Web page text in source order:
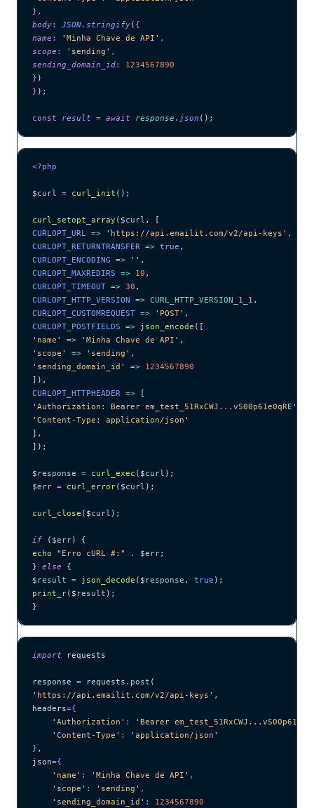
},
body: JSON. stringify( {
name : ' Minha Chave de API ' ,
scope : ' sending ' ,
sending_domain_id:
1234567890
} )
} );
const result = await response . json ();
<?php
$curl = curl_init ();
curl_setopt_array ($curl ,
[
CURLOPT_URL => ' https://api.emailit.com/v2/api-keys ' ,
CURLOPT_RETURNTRANSFER => true ,
CURLOPT_ENCODING => '' ,
CURLOPT_MAXREDIRS => 10 ,
CURLOPT_TIMEOUT => 30 ,
CURLOPT_HTTP_VERSION => CURL_HTTP_VERSION_1_1 ,
CURLOPT_CUSTOMREQUEST => ' POST' ,
CURLOPT_POSTFIELDS => json_encode ([
' name ' => ' Minha Chave de API ' ,
' scope ' => ' sending ' ,
' sending_domain_id ' => 1234567890
]),
CURLOPT_HTTPHEADER => [
' Authorization: Bearer em_test_51RxCWJ...vS00p61e0qRE '
' Content-Type: application/json '
],
]);
$response = curl_exec ($curl );
$err = curl_error($curl );
curl_close ($curl );
if ( $err) {
echo " Erro cURL #: " . $err;
} else {
$result = json_decode ($ response , true );
print_r($ result );
}
import requests
response = requests. post (
' https://api.emailit.com/v2/api-keys ' ,
headers={
    '
Authorization ' : ' Bearer
    '
Content-Type ' : ' application/json '
} ,
json={
    '
name ' : ' Minha Chave de API ' ,
    '
scope ' : ' sending ' ,
    '
sending_domain_id ' : 1234567890